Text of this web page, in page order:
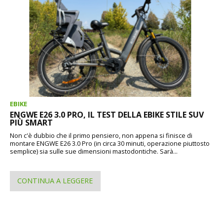
EBIKE
ENGWE E26 3.0 PRO, IL TEST DELLA EBIKE STILE SUV
PIÙ SMART
Non c'è dubbio che il primo pensiero, non appena si finisce di
montare ENGWE E26 3.0 Pro (in circa 30 minuti, operazione piuttosto
semplice) sia sulle sue dimensioni mastodontiche. Sarà...
CONTINUA A LEGGERE